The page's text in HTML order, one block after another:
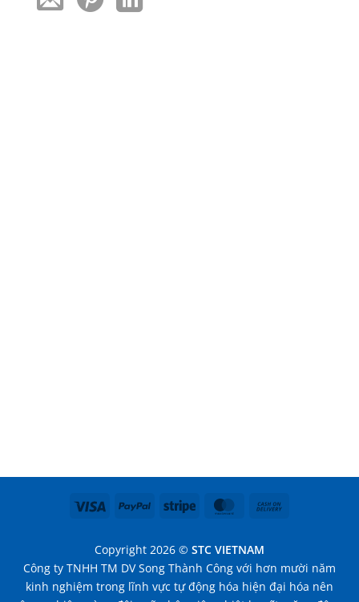
Visa PayPal Stripe MasterCard
Copyright 2026 © STC VIETNAM
Công ty TNHH TM DV Song Thành Công với hơn mười năm
kinh nghiệm trong lĩnh vực tự động hóa hiện đại hóa nên